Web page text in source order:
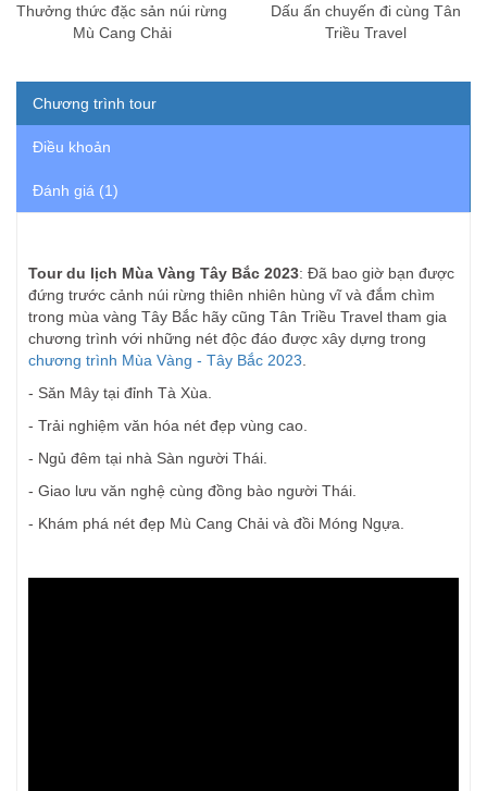
Thưởng thức đặc sản núi rừng
Mù Cang Chải
Dấu ấn chuyến đi cùng Tân
Triều Travel
Chương trình tour
Điều khoản
Đánh giá (1)
Tour du lịch Mùa Vàng Tây Bắc 2023: Đã bao giờ bạn được
đứng trước cảnh núi rừng thiên nhiên hùng vĩ và đắm chìm
trong mùa vàng Tây Bắc hãy cũng Tân Triều Travel tham gia
chương trình với những nét độc đáo được xây dựng trong
chương trình Mùa Vàng - Tây Bắc 2023
- Săn Mây tại đỉnh Tà Xùa.
- Trải nghiệm văn hóa nét đẹp vùng cao.
- Ngủ đêm tại nhà Sàn người Thái.
- Giao lưu văn nghệ cùng đồng bào người Thái.
- Khám phá nét đẹp Mù Cang Chải và đồi Móng Ngựa.